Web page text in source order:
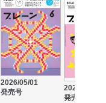
2026/05/01
発売号
2026/04/01
発売号